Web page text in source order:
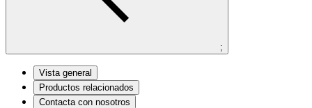
;
Vista general
Productos relacionados
Contacta con nosotros